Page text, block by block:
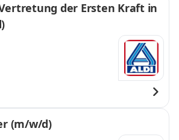
der Ersten Kraft in
(m/w/d)